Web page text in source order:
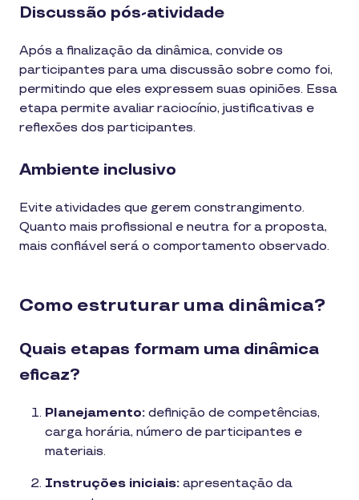
Discussão pós-atividade
Após a finalização da dinâmica, convide os
participantes para uma discussão sobre como foi,
permitindo que eles expressem suas opiniões. Essa
etapa permite avaliar raciocínio, justificativas e
reflexões dos participantes.
Ambiente inclusivo
Evite atividades que gerem constrangimento.
Quanto mais profissional e neutra for a proposta,
mais confiável será o comportamento observado.
Como estruturar uma dinâmica?
Quais etapas formam uma dinâmica
eficaz?
Planejamento: definição de competências,
carga horária, número de participantes e
materiais.
Instruções iniciais: apresentação da